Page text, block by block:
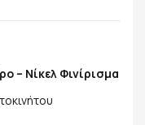
– Νίκελ Φινίρισμα